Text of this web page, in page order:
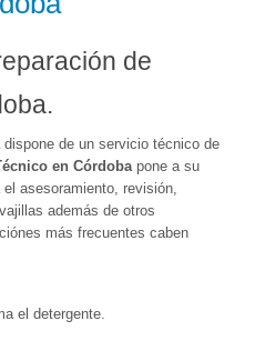
de
dispone de un servicio técnico de
en Córdobapone a su
asesoramiento, revisión,
además de otros
más frecuentes caben
el detergente.